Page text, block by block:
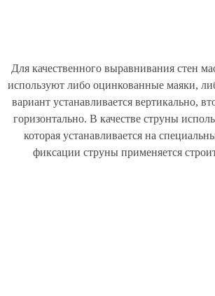
Для качественного выравнивания стен
используют либо оцинкованные маяки,
вариант устанавливается вертикально,
горизонтально. В качестве струны
которая устанавливается на
фиксации струны применяется